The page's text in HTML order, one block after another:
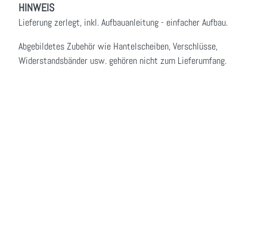
HINWEIS
Lieferung zerlegt, inkl. Aufbauanleitung - einfacher Aufbau.
Abgebildetes Zubehör wie Hantelscheiben, Verschlüsse,
Widerstandsbänder usw. gehören nicht zum Lieferumfang.